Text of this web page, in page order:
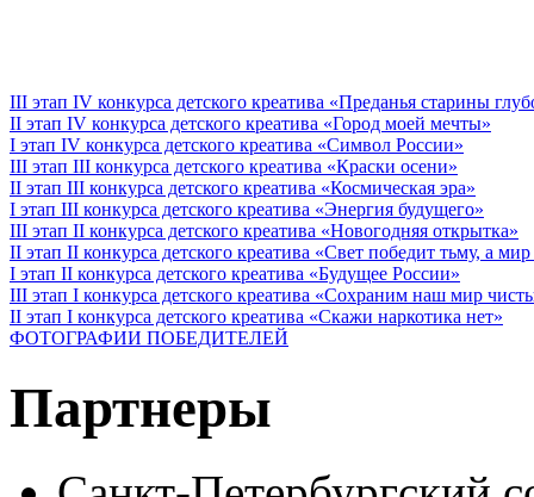
III этап IV конкурса детского креатива «Преданья старины
II этап IV конкурса детского креатива «Город моей мечты»
I этап IV конкурса детского креатива «Символ России»
III этап III конкурса детского креатива «Краски осени»
II этап III конкурса детского креатива «Космическая эра»
I этап III конкурса детского креатива «Энергия будущего»
III этап II конкурса детского креатива «Новогодняя открытка»
II этап II конкурса детского креатива «Свет победит тьму, а
I этап II конкурса детского креатива «Будущее России»
III этап I конкурса детского креатива «Сохраним наш мир
II этап I конкурса детского креатива «Скажи наркотика нет»
ФОТОГРАФИИ ПОБЕДИТЕЛЕЙ
Партнеры